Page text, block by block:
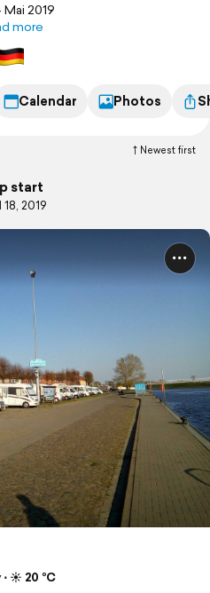
Mai 2019
more
Calendar Photos
Newest first
start
2019
☀️ 20 °C